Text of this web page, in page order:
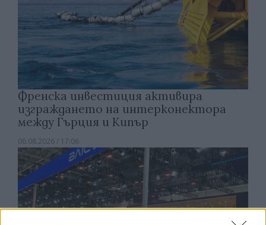
Френска инвестиция активира
изграждането на интерконектора
между Гърция и Кипър
06.08.2026 / 17:06